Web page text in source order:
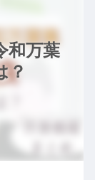
和万葉
？